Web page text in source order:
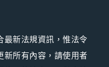
最新法規資訊，惟法令
新所有內容，請使用者